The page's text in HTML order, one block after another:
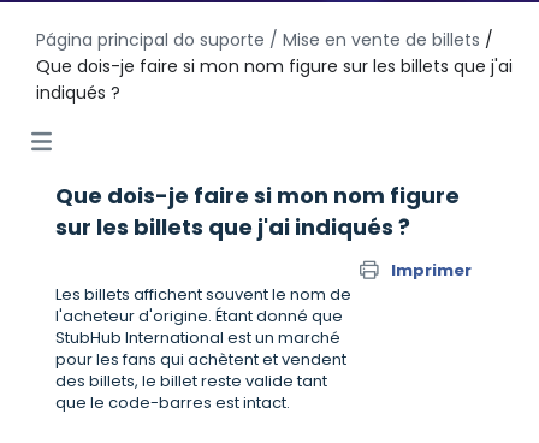
Página principal do suporte / Mise en vente de billets /
Que dois-je faire si mon nom figure sur les billets que j'ai
indiqués ?
Que dois-je faire si mon nom figure
sur les billets que j'ai indiqués ?
Imprimer
Les billets affichent souvent le nom de
l'acheteur d'origine. Étant donné que
StubHub International est un marché
pour les fans qui achètent et vendent
des billets, le billet reste valide tant
que le code-barres est intact.